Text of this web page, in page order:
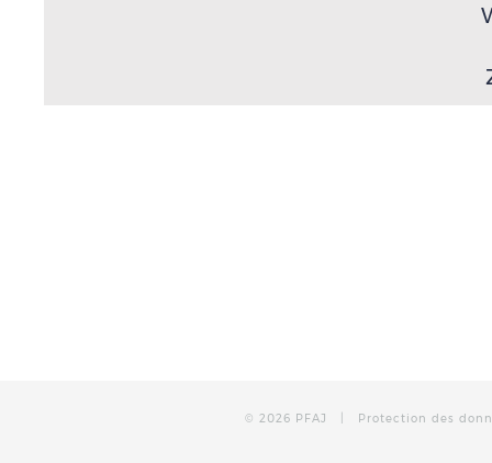
© 2026 PFAJ | Protection des